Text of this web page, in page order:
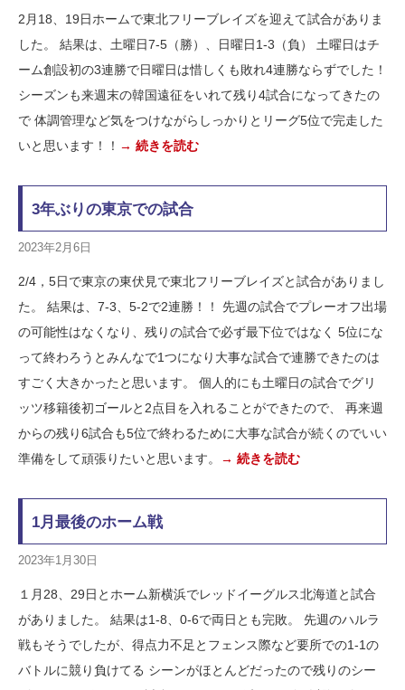
2月18、19日ホームで東北フリーブレイズを迎えて試合がありま
した。 結果は、土曜日7-5（勝）、日曜日1-3（負） 土曜日はチ
ーム創設初の3連勝で日曜日は惜しくも敗れ4連勝ならずでした！
シーズンも来週末の韓国遠征をいれて残り4試合になってきたの
で 体調管理など気をつけながらしっかりとリーグ5位で完走した
いと思います！！ → 続きを読む
3年ぶりの東京での試合
2023年2月6日
2/4，5日で東京の東伏見で東北フリーブレイズと試合がありまし
た。 結果は、7-3、5-2で2連勝！！ 先週の試合でプレーオフ出場
の可能性はなくなり、残りの試合で必ず最下位ではなく 5位にな
って終わろうとみんなで1つになり大事な試合で連勝できたのは
すごく大きかったと思います。 個人的にも土曜日の試合でグリ
ッツ移籍後初ゴールと2点目を入れることができたので、 再来週
からの残り6試合も5位で終わるために大事な試合が続くのでいい
準備をして頑張りたいと思います。
→ 続きを読む
1月最後のホーム戦
2023年1月30日
１月28、29日とホーム新横浜でレッドイーグルス北海道と試合
がありました。 結果は1-8、0-6で両日とも完敗。 先週のハルラ
戦もそうでしたが、得点力不足とフェンス際など要所での1-1の
バトルに競り負けてる シーンがほとんどだったので残りのシー